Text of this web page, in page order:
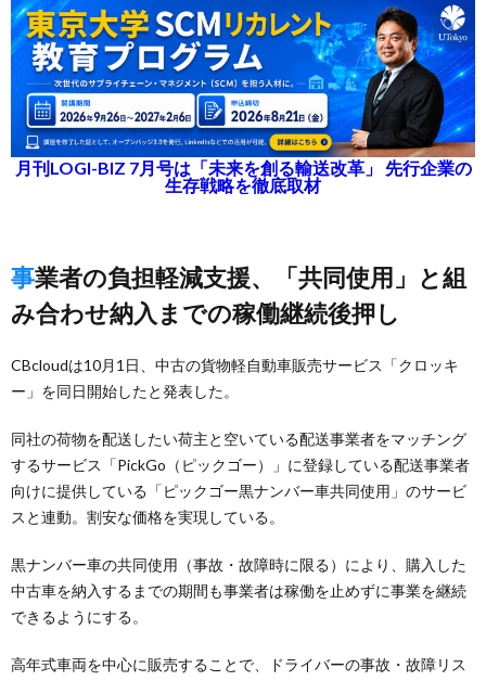
月刊LOGI-BIZ 7月号は「未来を創る輸送改革」 先行企業の
生存戦略を徹底取材
事業者の負担軽減支援、「共同使用」と組
み合わせ納入までの稼働継続後押し
CBcloudは10月1日、中古の貨物軽自動車販売サービス「クロッキ
ー」を同日開始したと発表した。
同社の荷物を配送したい荷主と空いている配送事業者をマッチング
するサービス「PickGo（ピックゴー）」に登録している配送事業者
向けに提供している「ピックゴー黒ナンバー車共同使用」のサービ
スと連動。割安な価格を実現している。
黒ナンバー車の共同使用（事故・故障時に限る）により、購入した
中古車を納入するまでの期間も事業者は稼働を止めずに事業を継続
できるようにする。
高年式車両を中心に販売することで、ドライバーの事故・故障リス